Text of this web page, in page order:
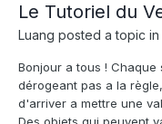
Le Tutoriel du
Luang posted a topic in
Bonjour a tous !
dérogeant pas a la
d'arriver a mettre une